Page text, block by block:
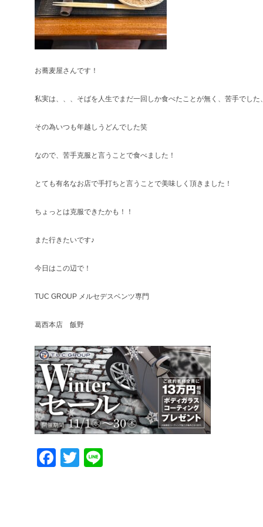
お蕎麦屋さんです！
私実は、、、そばを人生でまだ一回しか食べたことが無く、苦手でした
その為いつも年越しうどんでした笑
なので、苦手克服と言うことで食べました！
とても有名なお店で手打ちと言うことで美味しく頂きました！
ちょっとは克服できたかも！！
また行きたいです♪
今日はこの辺で！
TUC GROUP メルセデスベンツ専門
葛西本店 飯野
Facebook
Twitter